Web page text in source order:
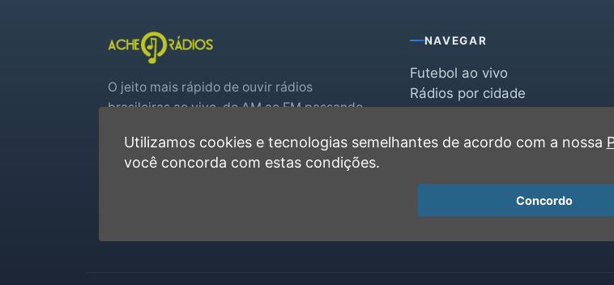
O jeito mais rápido de ouvir rádios
brasileiras ao vivo, do AM ao FM passando
real.
NAVEGAR
Futebol ao vivo
Rádios por cidade
Favoritas
Utilizamos cookies e tecnologias semelhantes de acordo com a nossa
você concorda com estas condições.
Concordo